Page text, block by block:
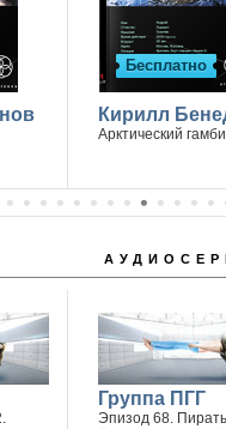
Бесплатно
Кирилл
Арктический
Группа ПГГ
Эпизод 68.